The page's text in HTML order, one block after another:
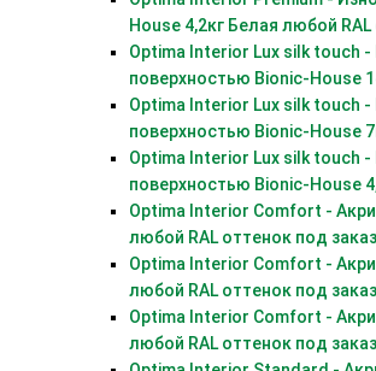
House 4,2кг Белая любой
Optima Interior Lux silk touch
поверхностью Bionic-House
Optima Interior Lux silk touch
поверхностью Bionic-House
Optima Interior Lux silk touch
поверхностью Bionic-House
Optima Interior Comfort -
любой RAL оттенок под заказ
Optima Interior Comfort -
любой RAL оттенок под заказ
Optima Interior Comfort -
любой RAL оттенок под заказ